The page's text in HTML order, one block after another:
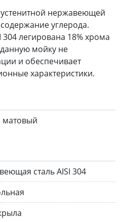
нержавеющей
углерода.
легирована 18% хрома
данную мойку не
и обеспечивает
характеристики.
сталь AISI 304